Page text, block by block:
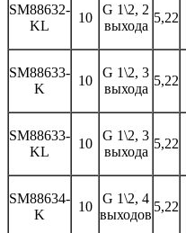
SM88632-
KL
10
G 1\2, 2
выхода
5,22
SM88633-
K
10
G 1\2, 3
выхода
5,22
SM88633-
KL
10
G 1\2, 3
выхода
5,22
SM88634-
K
10
G 1\2, 4
выходов
5,22